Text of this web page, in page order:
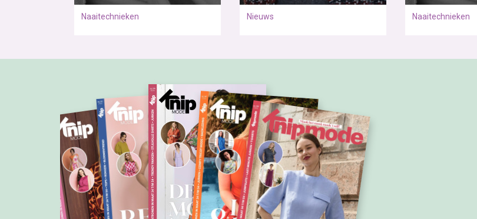
Naaitechnieken Nieuws Naaitechnieken